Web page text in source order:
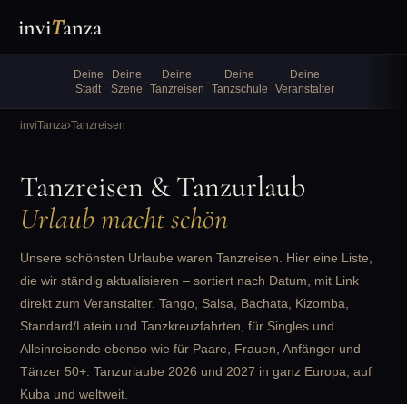
inviTanza
Deine
Stadt
Deine
Szene
Deine
Tanzreisen
Deine
Tanzschule
Deine
Veranstalter
inviTanza›Tanzreisen
Tanzreisen & Tanzurlaub
Urlaub macht schön
Unsere schönsten Urlaube waren Tanzreisen. Hier eine Liste,
die wir ständig aktualisieren – sortiert nach Datum, mit Link
direkt zum Veranstalter. Tango, Salsa, Bachata, Kizomba,
Standard/Latein und Tanzkreuzfahrten, für Singles und
Alleinreisende ebenso wie für Paare, Frauen, Anfänger und
Tänzer 50+. Tanzurlaube 2026 und 2027 in ganz Europa, auf
Kuba und weltweit.